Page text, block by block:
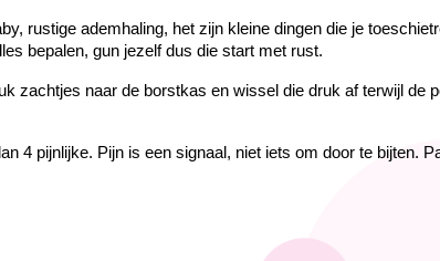
rustige ademhaling, het zijn kleine dingen die je
bepalen, gun jezelf dus die start met rust.
zachtjes naar de borstkas en wissel die druk af terwijl de
4 pijnlijke. Pijn is een signaal, niet iets om door te bijten.